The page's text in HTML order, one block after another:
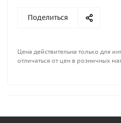
Поделиться
Цена действительна только для
отличаться от цен в розничных